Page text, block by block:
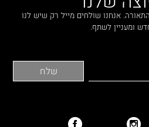
אנחנו שולחים מייל רק שיש לנו
ומעניין לשתף.